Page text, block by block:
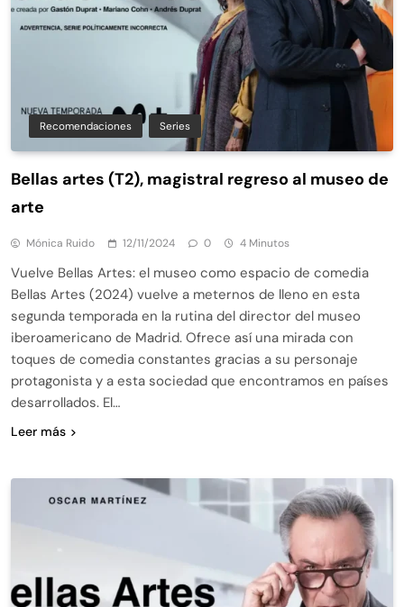
Recomendaciones Series
Bellas artes (T2), magistral regreso al museo de
arte
Mónica Ruido 12/11/2024 0 4 Minutos
Vuelve Bellas Artes: el museo como espacio de comedia
Bellas Artes (2024) vuelve a meternos de lleno en esta
segunda temporada en la rutina del director del museo
iberoamericano de Madrid. Ofrece así una mirada con
toques de comedia constantes gracias a su personaje
protagonista y a esta sociedad que encontramos en países
desarrollados. El…
Leer más